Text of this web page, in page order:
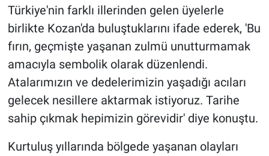
Türkiye'nin farklı illerinden gelen üyelerle
birlikte Kozan'da buluştuklarını ifade ederek, 'Bu
fırın, geçmişte yaşanan zulmü unutturmamak
amacıyla sembolik olarak düzenlendi.
Atalarımızın ve dedelerimizin yaşadığı acıları
gelecek nesillere aktarmak istiyoruz. Tarihe
sahip çıkmak hepimizin görevidir' diye konuştu.
Kurtuluş yıllarında bölgede yaşanan olayları